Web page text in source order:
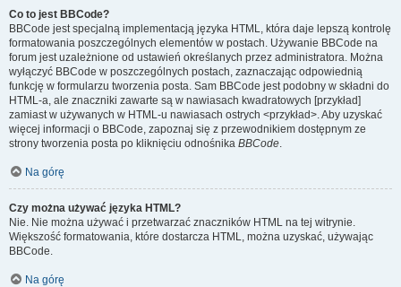
Co to jest BBCode?
BBCode jest specjalną implementacją języka HTML, która daje lepszą kontrolę
formatowania poszczególnych elementów w postach. Używanie BBCode na
forum jest uzależnione od ustawień określanych przez administratora. Można
wyłączyć BBCode w poszczególnych postach, zaznaczając odpowiednią
funkcję w formularzu tworzenia posta. Sam BBCode jest podobny w składni do
HTML-a, ale znaczniki zawarte są w nawiasach kwadratowych [przykład]
zamiast w używanych w HTML-u nawiasach ostrych <przykład>. Aby uzyskać
więcej informacji o BBCode, zapoznaj się z przewodnikiem dostępnym ze
strony tworzenia posta po kliknięciu odnośnika BBCode.
Na górę
Czy można używać języka HTML?
Nie. Nie można używać i przetwarzać znaczników HTML na tej witrynie.
Większość formatowania, które dostarcza HTML, można uzyskać, używając
BBCode.
Na górę